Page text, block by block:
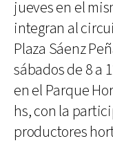
jueves en el
integran al
Plaza Sáenz
sábados de 8 a
en el Parque
hs, con la
productores